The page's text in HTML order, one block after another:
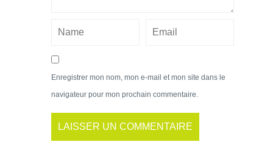
Enregistrer mon nom, mon e-mail et mon site dans le
navigateur pour mon prochain commentaire.